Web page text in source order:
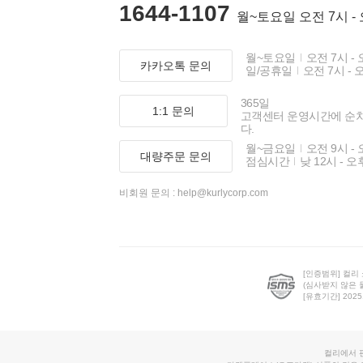
1644-1107 월~토요일 오전 7시 -
카카오톡 문의
월~토요일
오전 7시 -
일/공휴일
오전 7시 -
1:1 문의
365일
고객센터 운영시간에 순
다.
대량주문 문의
월~금요일
오전 9시 -
점심시간
낮 12시 - 오
비회원 문의 : help@kurlycorp.com
[인증범위] 컬리
(심사받지 않은
[유효기간]
컬리에서